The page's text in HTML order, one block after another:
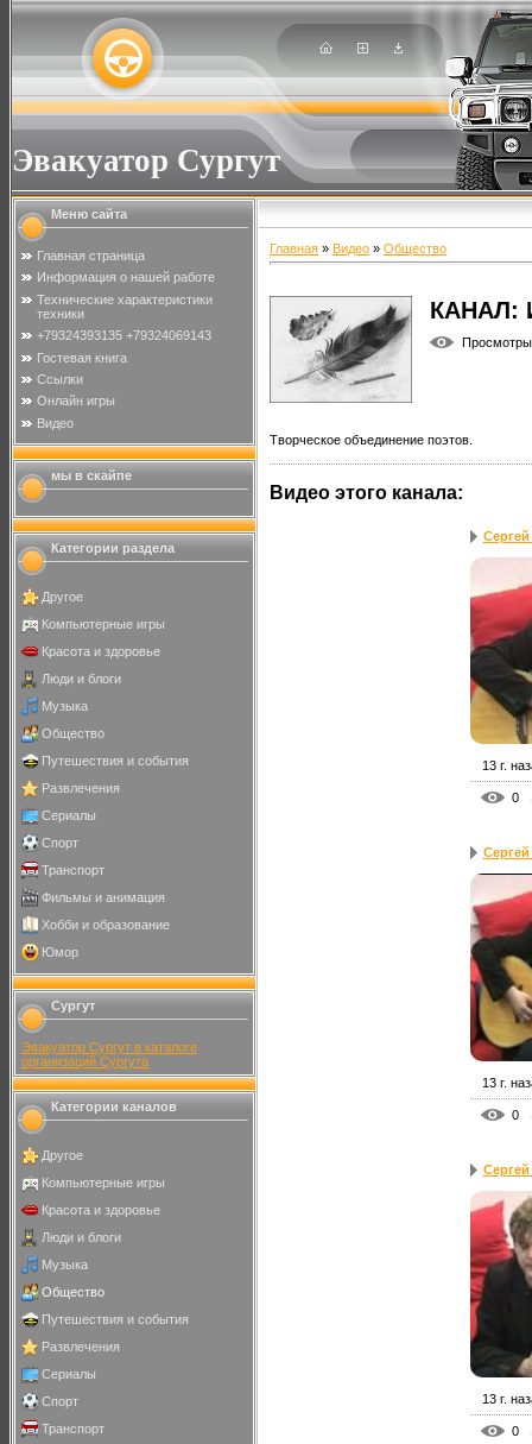
Эвакуатор Сургут
Меню сайта
Главная страница
Информация о нашей работе
Технические характеристики
техники
+79324393135 +79324069143
Гостевая книга
Ссылки
Онлайн игры
Видео
мы в скайпе
Категории раздела
Другое
Компьютерные игры
Красота и здоровье
Люди и блоги
Музыка
Общество
Путешествия и события
Развлечения
Сериалы
Спорт
Транспорт
Фильмы и анимация
Хобби и образование
Юмор
Сургут
Эвакуатор Сургут в каталоге
организаций Сургута
Категории каналов
Другое
Компьютерные игры
Красота и здоровье
Люди и блоги
Музыка
Общество
Путешествия и события
Развлечения
Сериалы
Спорт
Транспорт
Главная » Видео » Общество
КАНАЛ:
Просмотры
Творческое объединение поэтов.
Видео этого канала:
13 г.
0
13 г.
0
13 г.
0